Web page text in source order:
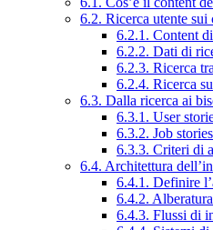
6.2. Ricerca utente
6.2.1. Content
6.2.2. Dati di
6.2.3. Ricerca
6.2.4. Ricerca
6.3. Dalla ricerca ai
6.3.1. User
6.3.2. Job
6.3.3. Criteri di
6.4. Architettura
6.4.1. Definire
6.4.2. Alberatura
6.4.3. Flussi di